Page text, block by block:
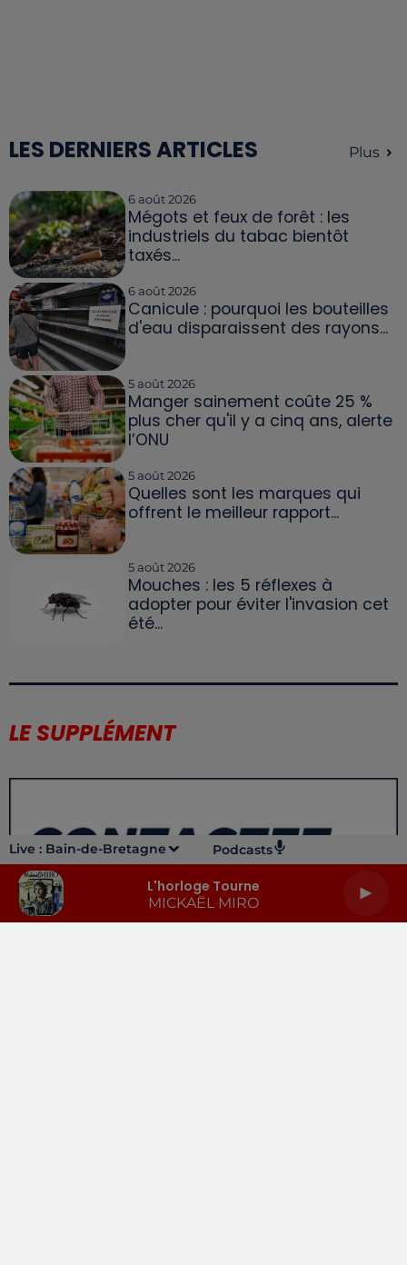
Live : Bain-de-Bretagne Podcasts
L'horloge Tourne
MICKAËL MIRO
LES DERNIERS ARTICLES Plus
6 août 2026
Mégots et feux de forêt : les
industriels du tabac bientôt
taxés...
6 août 2026
Canicule : pourquoi les bouteilles
d'eau disparaissent des rayons...
5 août 2026
Manger sainement coûte 25 %
plus cher qu'il y a cinq ans, alerte
l’ONU
5 août 2026
Quelles sont les marques qui
offrent le meilleur rapport...
5 août 2026
Mouches : les 5 réflexes à
adopter pour éviter l'invasion cet
été...
LE SUPPLÉMENT